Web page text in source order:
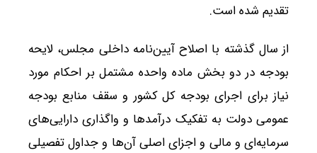
تقدیم شده است.
از سال گذشته با اصلاح آیین‌نامه داخلی مجلس، لایحه
بودجه در دو بخش ماده واحده مشتمل بر احکام مورد
نیاز برای اجرای بودجه کل کشور و سقف منابع بودجه
عمومی دولت به تفکیک درآمدها و واگذاری دارایی‌های
سرمایه‌ای و مالی و اجزای اصلی آن‌ها و جداول تفصیلی